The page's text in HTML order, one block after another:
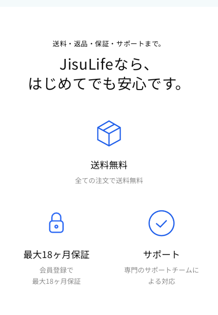
送料・返品・保証・サポートまで。
JisuLifeなら、
はじめてでも安心です。
送料無料
全ての注文で送料無料
最大18ヶ月保証
会員登録で
最大18ヶ月保証
サポート
専門のサポートチームに
よる対応